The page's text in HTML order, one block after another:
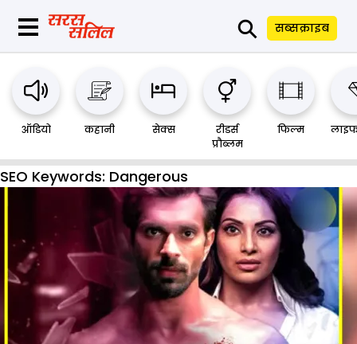
⚲ सब्सक्राइब
ऑडियो कहानी सेक्स
रीडर्स
प्रौब्लम
फिल्म
SEO Keywords: Dangerous